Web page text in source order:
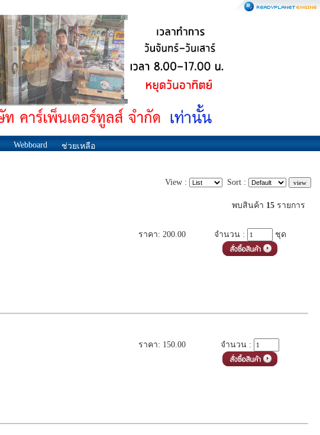
Webboard ช่วยเหลือ
View :
Sort :
พบสินค้า 15 รายการ
ราคา: 200.00 จำนวน : ชุด
ราคา: 150.00 จำนวน :